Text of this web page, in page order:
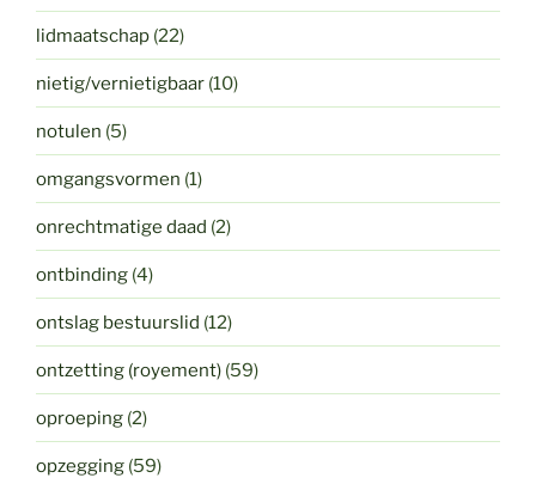
lidmaatschap (22)
nietig/vernietigbaar (10)
notulen (5)
omgangsvormen (1)
onrechtmatige daad (2)
ontbinding (4)
ontslag bestuurslid (12)
ontzetting (royement) (59)
oproeping (2)
opzegging (59)